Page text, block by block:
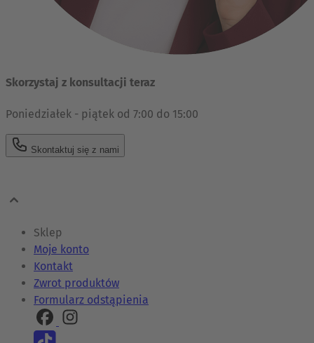
Skorzystaj z konsultacji teraz
Poniedziałek - piątek od 7:00 do 15:00
Skontaktuj się z nami
Sklep
Moje konto
Kontakt
Zwrot produktów
Formularz odstąpienia